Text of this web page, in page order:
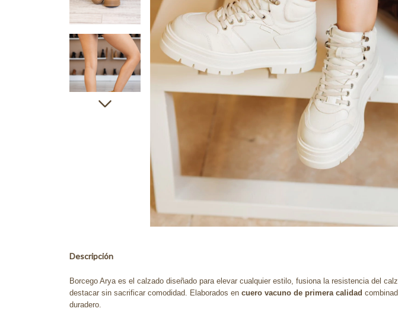
Descripción
Borcego Arya es el calzado diseñado para elevar cualquier estilo, fusiona la resistencia del
destacar sin sacrificar comodidad. Elaborados en cuero vacuno de primera calidad
duradero.